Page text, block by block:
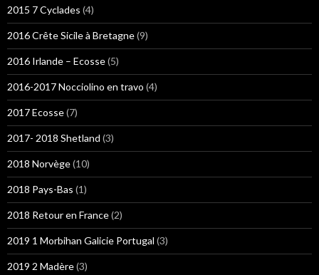
2015 7 Cyclades (4)
2016 Crête Sicile à Bretagne(9)
2016 Irlande – Ecosse(5)
2016-2017 Nocciolino en travo (4)
2017 Ecosse(7)
2017- 2018 Shetland (3)
2018 Norvège(10)
2018 Pays-Bas (1)
2018 Retour en France(2)
2019 1 Morbihan Galicie Portugal (3)
2019 2 Madère(3)